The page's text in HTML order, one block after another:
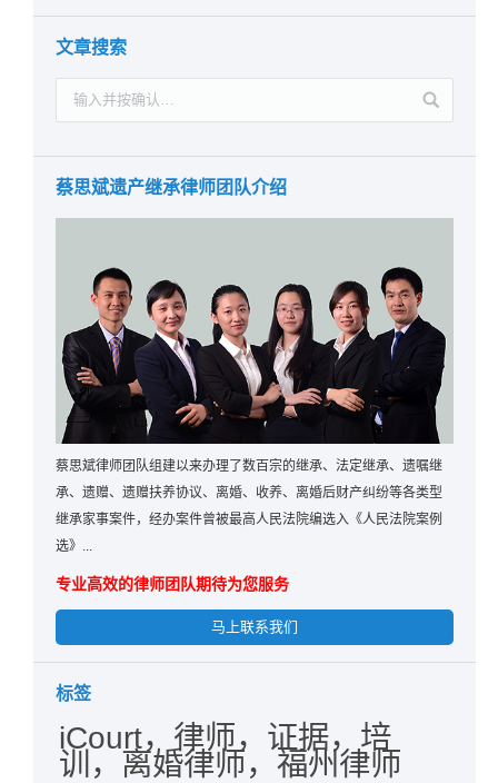
文章搜索
蔡思斌遗产继承律师团队介绍
蔡思斌律师团队组建以来办理了数百宗的继承、法定继承、遗嘱继
承、遗赠、遗赠扶养协议、离婚、收养、离婚后财产纠纷等各类型
继承家事案件，经办案件曾被最高人民法院编选入《人民法院案例
选》...
专业高效的律师团队期待为您服务
马上联系我们
标签
iCourt，律师，证据，培
训，离婚律师，福州律师